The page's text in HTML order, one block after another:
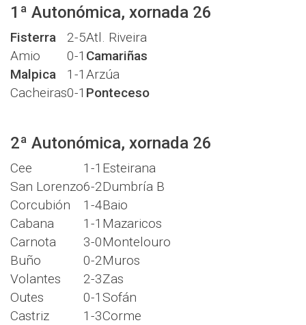
1ª Autonómica, xornada 26
Fisterra 2-5Atl. Riveira
Amio
0-1 Camariñas
Malpica
1-1 Arzúa
Cacheiras0-1 Ponteceso
2ª Autonómica, xornada 26
Cee 1-1 Esteirana
San Lorenzo6-2Dumbría B
Corcubión
1-4Baio
Cabana
1-1 Mazaricos
Carnota
3-0Montelouro
Buño
0-2Muros
Volantes
2-3Zas
Outes
0-1 Sofán
Castriz
1-3Corme